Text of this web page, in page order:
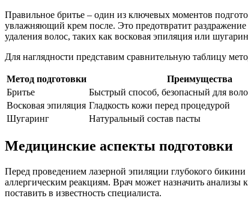
Правильное бритье – один из ключевых моментов
увлажняющий крем после. Это предотвратит
удаления волос, таких как восковая эпиляция или
Для наглядности представим сравнительную таблицу
Метод подготовки Преимущества
Бритье
Быстрый способ, безопасный для
Восковая эпиляция Гладкость кожи перед процедурой
Шугаринг
Натуральный состав пасты
Медицинские аспекты подготовки
Перед проведением лазерной эпиляции глубокого
аллергическим реакциям. Врач может назначить
поставить в известность специалиста.